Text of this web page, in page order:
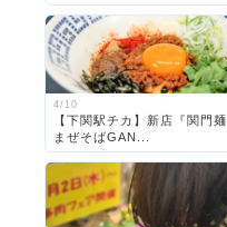
4/10
【下関駅チカ】新店『関門麺
まぜそばGAN...